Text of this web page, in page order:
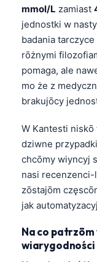
mmol/L zamiast
jednostki w
badania
rōżnymi
pomaga, ale
mo że z
brakujōcy
W Kantesti
dziwne
chcōmy wiyncyj
nasi recenzenci-
zōstajōm
jak
Na co
wiarygodności
Cebuano
ئۇيغۇرچە
Кыргызча
Татар теле
Esperanto
Frysk